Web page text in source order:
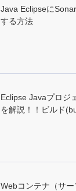
Java Eclipseに
する方法
Eclipse Javaプロジ
を解説！！ビルド
Webコンテナ（サ